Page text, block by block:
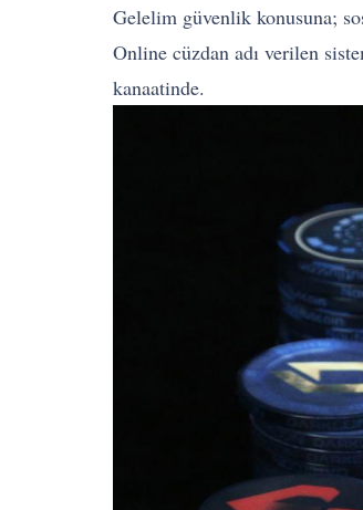
Gelelim güvenlik konusuna;
Online cüzdan adı verilen
kanaatinde.